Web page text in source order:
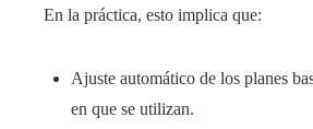
En la práctica, esto implica que:
Ajuste automático de los planes
en que se utilizan.